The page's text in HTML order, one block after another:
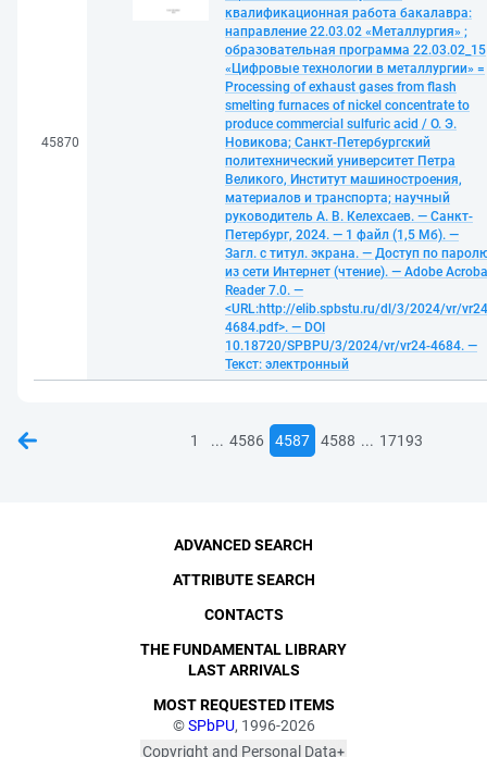
45870
квалификационная работа бакалавра:
направление 22.03.02 «Металлургия» ;
образовательная программа 22.03.02_15
«Цифровые технологии в металлургии» =
Processing of exhaust gases from flash
smelting furnaces of nickel concentrate to
produce commercial sulfuric acid / О. Э.
Новикова; Санкт-Петербургский
политехнический университет Петра
Великого, Институт машиностроения,
материалов и транспорта; научный
руководитель А. В. Келехсаев. — Санкт-
Петербург, 2024. — 1 файл (1,5 Мб). —
Загл. с титул. экрана. — Доступ по
из сети Интернет (чтение). — Adobe
Reader 7.0. —
<URL:http://elib.spbstu.ru/dl/3/2024/vr/
4684.pdf>. — DOI
10.18720/SPBPU/3/2024/vr/vr24-4684. —
Текст: электронный
1 ... 4586 4587 4588 ... 17193
©SPbPU, 1996-2026
Copyright and Personal Data
ADVANCED SEARCH
ATTRIBUTE SEARCH
CONTACTS
THE FUNDAMENTAL LIBRARY
LAST ARRIVALS
MOST REQUESTED ITEMS